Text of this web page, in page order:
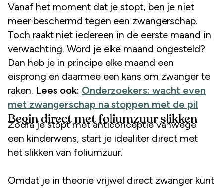
Vanaf het moment dat je stopt, ben je niet
meer beschermd tegen een zwangerschap.
Toch raakt niet iedereen in de eerste maand in
verwachting. Word je elke maand ongesteld?
Dan heb je in principe elke maand een
eisprong en daarmee een kans om zwanger te
raken. Lees ook: Onderzoekers: wacht even
met zwangerschap na stoppen met de pil
Begin direct met foliumzuur slikken
Zodra je stopt met anticonceptie vanwege
een kinderwens, start je idealiter direct met
het slikken van foliumzuur.
Omdat je in theorie vrijwel direct zwanger kunt